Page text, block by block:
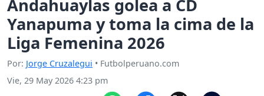
Andahuaylas golea a CD
Yanapuma y toma la cima de la
Liga Femenina 2026
Por: Jorge Cruzalegui • Futbolperuano.com
Vie, 29 May 2026 4:23 pm